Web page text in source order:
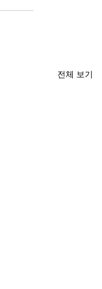
전체 보기
게 가르칠것인